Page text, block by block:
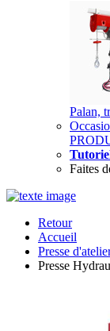
Palan,
Faites
Retour
Accueil
Presse
Presse